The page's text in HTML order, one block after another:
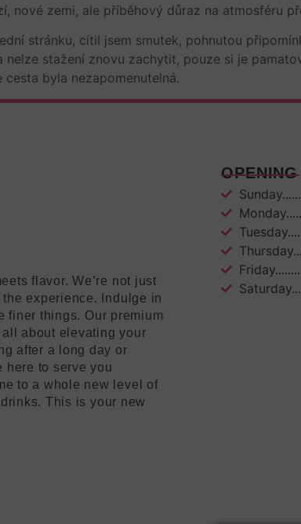
nové zemi, ale příběhový důraz na atmosféru
stránku, cítil jsem smutek, pohnutou
nelze stažení znovu zachytit, pouze si je
byla nezapomenutelná.
flavor. We’re not just
experience. Indulge in
finer things. Our premium
about elevating your
after a long day or
here to serve you
to a whole new level of
This is your new